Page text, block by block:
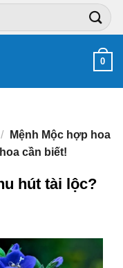
0
/
Mệnh Mộc hợp hoa
cần biết!
hút tài lộc?